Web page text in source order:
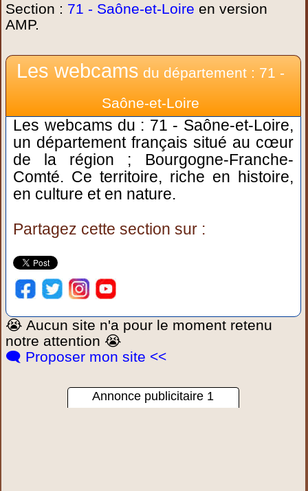
Section : 71 - Saône-et-Loire en version
AMP.
Les webcams du département : 71 -
Saône-et-Loire
Les webcams du : 71 - Saône-et-Loire,
un département français situé au cœur
de la région ; Bourgogne-Franche-
Comté. Ce territoire, riche en histoire,
en culture et en nature.
Partagez cette section sur :
😭 Aucun site n'a pour le moment retenu
notre attention 😭
🗨️ Proposer mon site <<
Annonce publicitaire 1